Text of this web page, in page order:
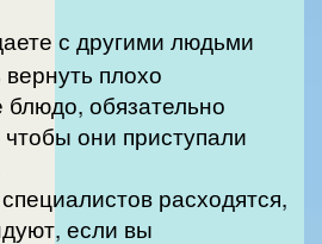
с другими людьми
плохо
блюдо, обязательно
чтобы они приступали
расходятся,
если вы